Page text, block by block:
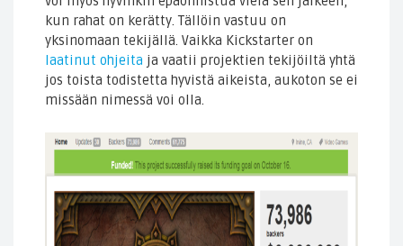
kun rahat on kerätty. Tällöin vastuu on
yksinomaan tekijällä. Vaikka Kickstarter on
laatinut ohjeita ja vaatii projektien tekijöiltä yhtä
jos toista todistetta hyvistä aikeista, aukoton se ei
missään nimessä voi olla.